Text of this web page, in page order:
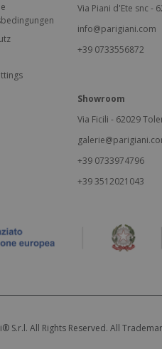
Via Piani d'Ete snc -
info@parigiani.com
+39 0733556872
Showroom
Via Ficili - 62029
+39 0733974796
+39 3512021043
S.r.l. All Rights Reserved. All